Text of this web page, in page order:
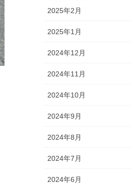
2025年2月
2025年1月
2024年12月
2024年11月
2024年10月
2024年9月
2024年8月
2024年7月
2024年6月